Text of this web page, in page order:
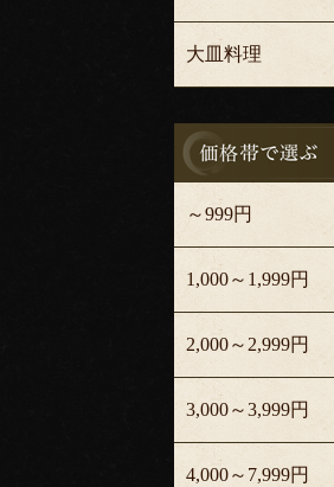
大皿料理
～999円
1,000～1,999円
2,000～2,999円
3,000～3,999円
4,000～7,999円